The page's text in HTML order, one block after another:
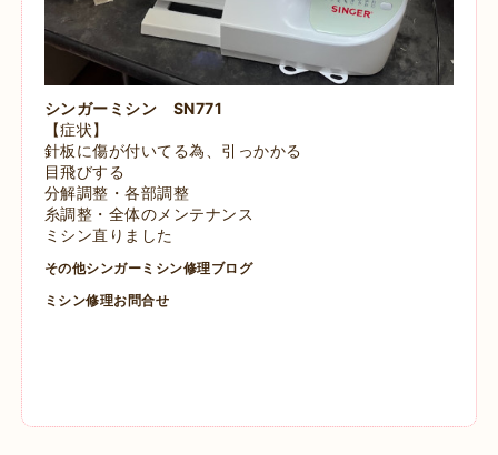
シンガーミシン SN771
【症状】
針板に傷が付いてる為、引っかかる
目飛びする
分解調整・各部調整
糸調整・全体のメンテナンス​
ミシン直りました
その他シンガーミシン修理ブログ
ミシン修理お問合せ